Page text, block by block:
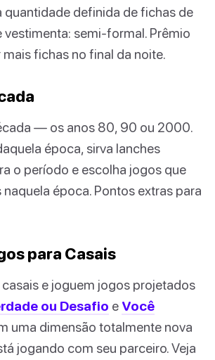
quantidade definida de fichas de
vestimenta: semi-formal. Prêmio
fichas no final da noite.
— os anos 80, 90 ou 2000.
época, sirva lanches
o período e escolha jogos que
época. Pontos extras para
para Casais
e joguem jogos projetados
ou Desafio e Você
uma dimensão totalmente nova
jogando com seu parceiro. Veja